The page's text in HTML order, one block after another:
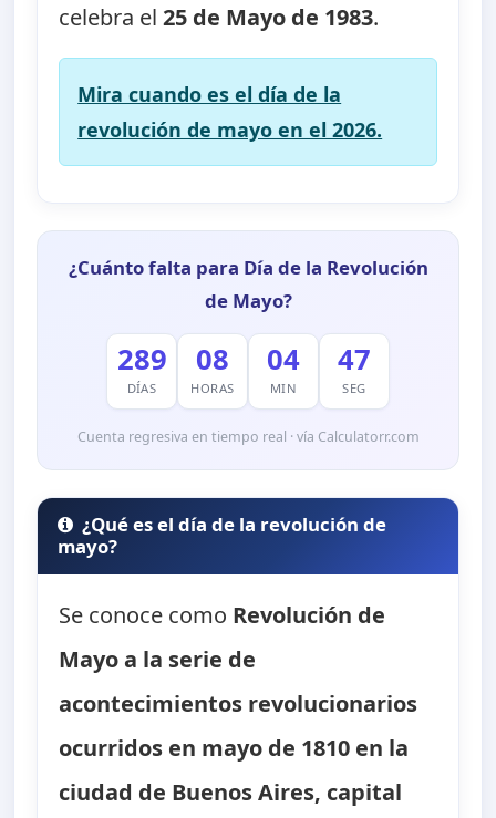
celebra el25 de Mayo de 1983.
Mira cuando es el día de la
revolución de mayo en el 2026.
¿Cuánto falta para Día de la Revolución
de Mayo?
289
DÍAS
08
HORAS
04
MIN
46
SEG
Cuenta regresiva en tiempo real · vía Calculatorr.com
¿Qué es el día de la revolución de
mayo?
Se conoce como Revolución de
Mayoa la serie de
acontecimientos revolucionarios
ocurridos en mayo de 1810 en la
ciudad de Buenos Aires, capital